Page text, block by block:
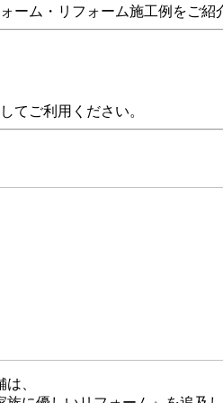
ーム・リフォーム施工例をご紹
てご利用ください。
、